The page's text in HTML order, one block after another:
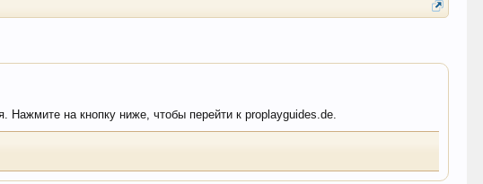
Нажмите на кнопку ниже, чтобы перейти к proplayguides.de.